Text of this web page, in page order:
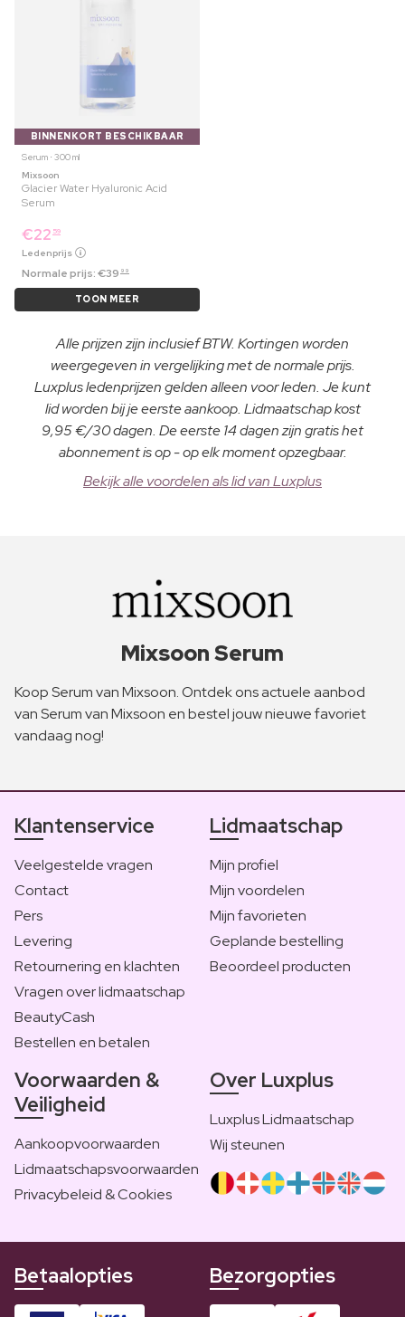
BINNENKORT BESCHIKBAAR
Serum ⋅ 300 ml
Mixsoon
Glacier Water Hyaluronic Acid
Serum
€22 59
Ledenprijs
Normale prijs:€39 99
TOON MEER
Alle prijzen zijn inclusief BTW. Kortingen worden
weergegeven in vergelijking met de normale prijs.
Luxplus ledenprijzen gelden alleen voor leden. Je kunt
lid worden bij je eerste aankoop. Lidmaatschap kost
9,95 €/30 dagen. De eerste 14 dagen zijn gratis het
abonnement is op - op elk moment opzegbaar.
Bekijk alle voordelen als lid van Luxplus
Mixsoon Serum
Koop Serum van Mixsoon. Ontdek ons actuele aanbod
van Serum van Mixsoon en bestel jouw nieuwe favoriet
vandaag nog!
Klantenservice
Veelgestelde vragen
Contact
Pers
Levering
Retournering en klachten
Vragen over lidmaatschap
BeautyCash
Bestellen en betalen
Lidmaatschap
Mijn profiel
Mijn voordelen
Mijn favorieten
Geplande bestelling
Beoordeel producten
Voorwaarden &
Veiligheid
Aankoopvoorwaarden
Lidmaatschapsvoorwaarden
Privacybeleid & Cookies
Over Luxplus
Luxplus Lidmaatschap
Wij steunen
Betaalopties Bezorgopties